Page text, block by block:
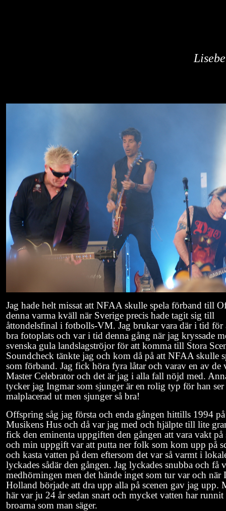
Jag hade helt missat att NFAA skulle spela förband till
denna varma kväll när Sverige precis hade tagit sig till
åttondelsfinal i fotbolls-VM. Jag brukar vara där i tid för
bra fotoplats och var i tid denna gång när jag kryssade
svenska gula landslagströjor för att komma till Stora
Soundcheck tänkte jag och kom då på att NFAA skulle
som förband. Jag fick höra fyra låtar och varav en av de
Master Celebrator och det är jag i alla fall nöjd med.
tycker jag Ingmar som sjunger är en rolig typ för han
malplacerad ut men sjunger så bra!
Offspring såg jag första och enda gången hittills 1994 på
Musikens Hus och då var jag med och hjälpte till lite
fick den eminenta uppgiften den gången att vara vakt på
och min uppgift var att putta ner folk som kom upp på
och kasta vatten på dem eftersom det var så varmt i
lyckades sådär den gången. Jag lyckades snubba och få
medhörningen men det hände inget som tur var och när
Holland började att dra upp alla på scenen gav jag upp.
här var ju 24 år sedan snart och mycket vatten har runnit
broarna som man säger.